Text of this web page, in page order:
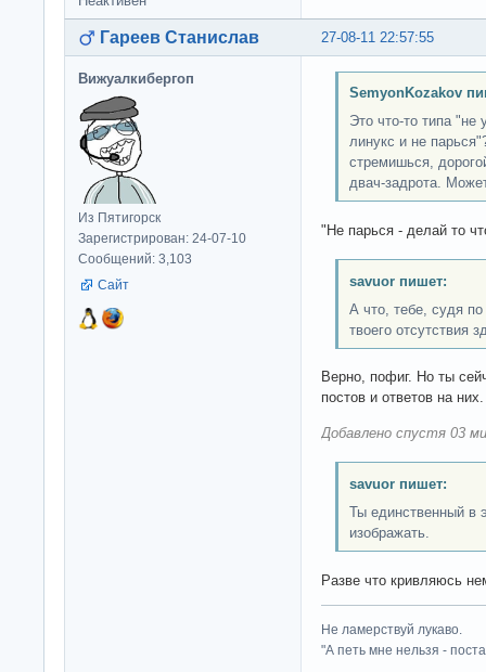
27-08-11 22:57:55
Гареев Станислав
Вижуалкибергоп
Из Пятигорск
Зарегистрирован: 24-07-10
Сообщений: 3,103
Сайт
SemyonKozakov
Это что-то типа "не
линукс и не
стремишься,
двач-задрота.
"Не парься - делай то
savuor пишет:
А что, тебе, судя
твоего отсутствия
Верно, пофиг. Но ты
постов и ответов на них.
Добавлено спустя 03
savuor пишет:
Ты единственный в
изображать.
Разве что кривляюсь
Не ламерствуй лукаво.
"А петь мне нельзя -